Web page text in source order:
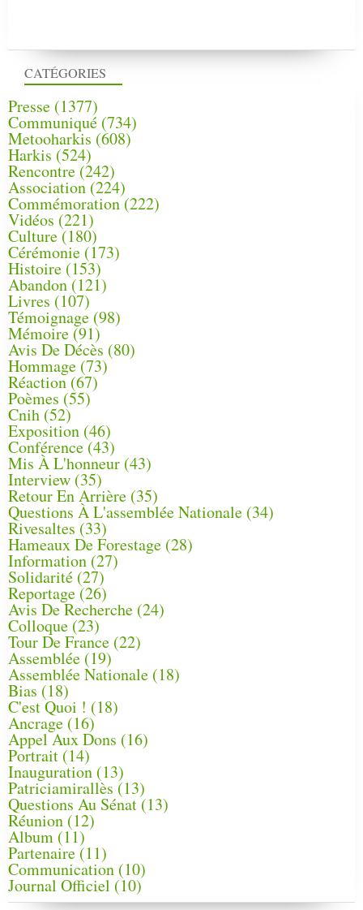
CATÉGORIES
Presse (1377)
Communiqué (734)
Metooharkis (608)
Harkis (524)
Rencontre (242)
Association (224)
Commémoration(222)
Vidéos (221)
Culture(180)
Cérémonie (173)
Histoire (153)
Abandon(121)
Livres (107)
Témoignage (98)
Mémoire (91)
Avis De Décès (80)
Hommage (73)
Réaction(67)
Poèmes (55)
Cnih (52)
Exposition (46)
Conférence(43)
Mis À L'honneur (43)
Interview (35)
Retour En Arrière (35)
Questions À L'assemblée Nationale (34)
Rivesaltes (33)
Hameaux De Forestage (28)
Information (27)
Solidarité (27)
Reportage (26)
Avis De Recherche (24)
Colloque (23)
Tour De France (22)
Assemblée (19)
Assemblée Nationale (18)
Bias (18)
C'est Quoi ! (18)
Ancrage (16)
Appel Aux Dons (16)
Portrait (14)
Inauguration (13)
Patriciamirallès (13)
Questions Au Sénat(13)
Réunion (12)
Album (11)
Partenaire(11)
Communication (10)
Journal Officiel (10)